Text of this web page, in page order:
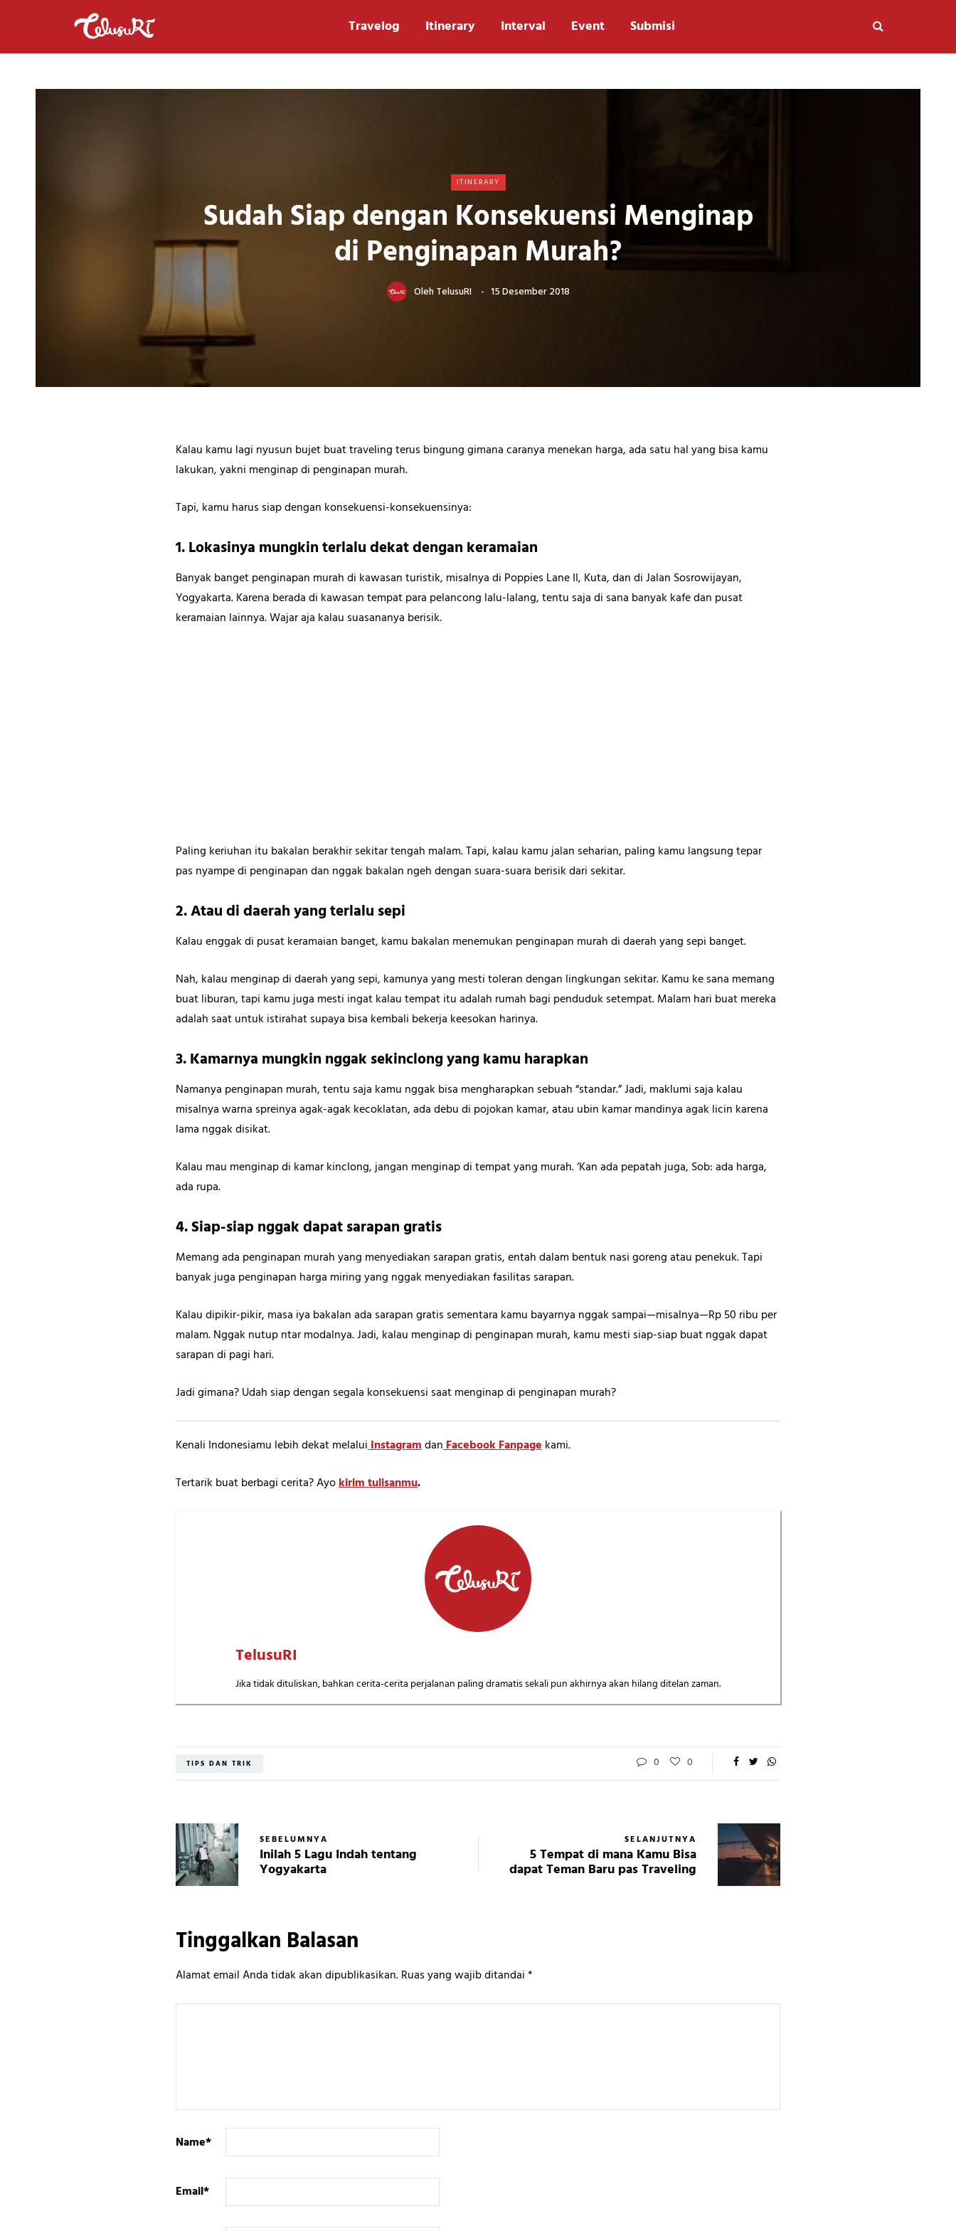
Travelog Itinerary Interval Event Submisi
ITINERARY
Sudah Siap dengan Konsekuensi Menginap
di Penginapan Murah?
OlehTelusuRI 15 Desember 2018
Kalau kamu lagi nyusun bujet buat traveling terus bingung gimana caranya menekan harga, ada satu hal yang bisa kamu
lakukan, yakni menginap di penginapan murah.
Tapi, kamu harus siap dengan konsekuensi-konsekuensinya:
1. Lokasinya mungkin terlalu dekat dengan keramaian
Banyak banget penginapan murah di kawasan turistik, misalnya di Poppies Lane II, Kuta, dan di Jalan Sosrowijayan,
Yogyakarta. Karena berada di kawasan tempat para pelancong lalu-lalang, tentu saja di sana banyak kafe dan pusat
keramaian lainnya. Wajar aja kalau suasananya berisik.
Paling keriuhan itu bakalan berakhir sekitar tengah malam. Tapi, kalau kamu jalan seharian, paling kamu langsung tepar
pas nyampe di penginapan dan nggak bakalan ngeh dengan suara-suara berisik dari sekitar.
2. Atau di daerah yang terlalu sepi
Kalau enggak di pusat keramaian banget, kamu bakalan menemukan penginapan murah di daerah yang sepi banget.
Nah, kalau menginap di daerah yang sepi, kamunya yang mesti toleran dengan lingkungan sekitar. Kamu ke sana memang
buat liburan, tapi kamu juga mesti ingat kalau tempat itu adalah rumah bagi penduduk setempat. Malam hari buat mereka
adalah saat untuk istirahat supaya bisa kembali bekerja keesokan harinya.
3. Kamarnya mungkin nggak sekinclong yang kamu harapkan
Namanya penginapan murah, tentu saja kamu nggak bisa mengharapkan sebuah “standar.” Jadi, maklumi saja kalau
misalnya warna spreinya agak-agak kecoklatan, ada debu di pojokan kamar, atau ubin kamar mandinya agak licin karena
lama nggak disikat.
Kalau mau menginap di kamar kinclong, jangan menginap di tempat yang murah. ‘Kan ada pepatah juga, Sob: ada harga,
ada rupa.
4. Siap-siap nggak dapat sarapan gratis
Memang ada penginapan murah yang menyediakan sarapan gratis, entah dalam bentuk nasi goreng atau penekuk. Tapi
banyak juga penginapan harga miring yang nggak menyediakan fasilitas sarapan.
Kalau dipikir-pikir, masa iya bakalan ada sarapan gratis sementara kamu bayarnya nggak sampai—misalnya—Rp 50 ribu per
malam. Nggak nutup ntar modalnya. Jadi, kalau menginap di penginapan murah, kamu mesti siap-siap buat nggak dapat
sarapan di pagi hari.
Jadi gimana? Udah siap dengan segala konsekuensi saat menginap di penginapan murah?
Kenali Indonesiamu lebih dekat melaluiInstagramdanFacebook Fanpagekami.
Tertarik buat berbagi cerita? Ayokirim tulisanmu.
TelusuRI
Jika tidak dituliskan, bahkan cerita-cerita perjalanan paling dramatis sekali pun akhirnya akan hilang ditelan zaman.
TIPS DAN TRIK 0 0
SEBELUMNYA
Inilah 5 Lagu Indah tentang
Yogyakarta
SELANJUTNYA
5 Tempat di mana Kamu Bisa
dapat Teman Baru pas Traveling
Tinggalkan Balasan
Alamat email Anda tidak akan dipublikasikan.Ruas yang wajib ditandai*
Name*
Email*